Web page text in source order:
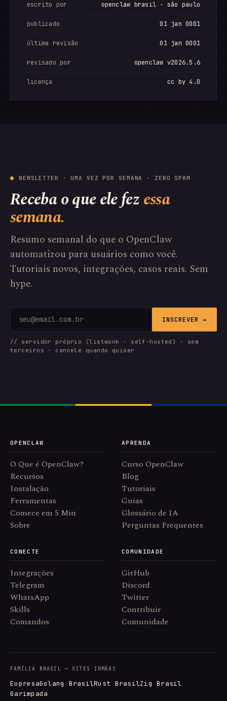
escrito por openclaw brasil · são paulo
publicado 01 jan 0001
última revisão 01 jan 0001
revisado por openclaw v2026.5.6
licença cc by 4.0
NEWSLETTER · UMA VEZ POR SEMANA · ZERO SPAM
Receba o que ele fezessa
semana.
Resumo semanal do que o OpenClaw
automatizou para usuários como você.
Tutoriais novos, integrações, casos reais. Sem
hype.
INSCREVER →
// servidor próprio (listmonk · self-hosted) · sem
terceiros · cancele quando quiser
OPENCLAW
O Que é OpenClaw?
Recursos
Instalação
Ferramentas
Comece em 5 Min
Sobre
APRENDA
Curso OpenClaw
Blog
Tutoriais
Guias
Glossário de IA
Perguntas Frequentes
CONECTE
Integrações
Telegram
WhatsApp
Skills
Comandos
COMUNIDADE
GitHub
Discord
Twitter
Contribuir
Comunidade
FAMÍLIA BRASIL — SITES IRMÃOS
EupresaGolang BrasilRust BrasilZig Brasil
Garimpada